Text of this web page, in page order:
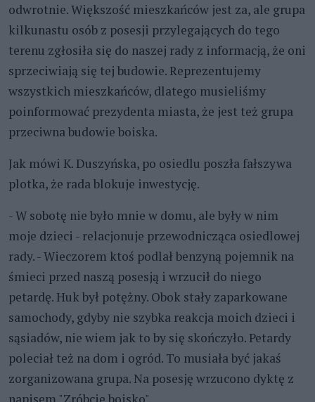
odwrotnie. Większość mieszkańców jest za, ale grupa
kilkunastu osób z posesji przylegających do tego
terenu zgłosiła się do naszej rady z informacją, że oni
sprzeciwiają się tej budowie. Reprezentujemy
wszystkich mieszkańców, dlatego musieliśmy
poinformować prezydenta miasta, że jest też grupa
przeciwna budowie boiska.
Jak mówi K. Duszyńska, po osiedlu poszła fałszywa
plotka, że rada blokuje inwestycję.
- W sobotę nie było mnie w domu, ale były w nim
moje dzieci - relacjonuje przewodnicząca osiedlowej
rady. - Wieczorem ktoś podlał benzyną pojemnik na
śmieci przed naszą posesją i wrzucił do niego
petardę. Huk był potężny. Obok stały zaparkowane
samochody, gdyby nie szybka reakcja moich dzieci i
sąsiadów, nie wiem jak to by się skończyło. Petardy
poleciał też na dom i ogród. To musiała być jakaś
zorganizowana grupa. Na posesję wrzucono dyktę z
napisem "Zróbcie boisko".